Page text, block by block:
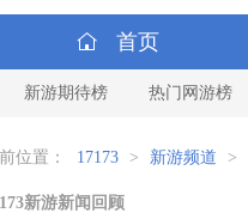
首页
新游期待榜 热门网游榜
位置： 17173 > 新游频道 >
新游新闻回顾